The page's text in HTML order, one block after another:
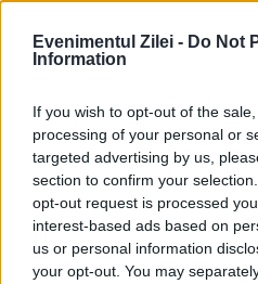
Evenimentul Zilei - Do Not
Information
If you wish to opt-out of the
processing of your personal or
targeted advertising by us,
section to confirm your
opt-out request is processed
interest-based ads based on
us or personal information
your opt-out. You may
duminică,